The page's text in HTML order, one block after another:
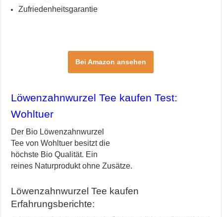
Zufriedenheitsgarantie
Bei Amazon ansehen
Löwenzahnwurzel Tee kaufen Test:
Wohltuer
Der Bio Löwenzahnwurzel
Tee von Wohltuer besitzt die
höchste Bio Qualität. Ein
reines Naturprodukt ohne Zusätze.
Löwenzahnwurzel Tee kaufen
Erfahrungsberichte: